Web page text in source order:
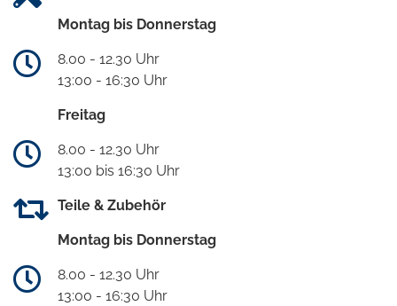
Montag bis Donnerstag
8.00 - 12.30 Uhr
13:00 - 16:30 Uhr
Freitag
8.00 - 12.30 Uhr
13:00 bis 16:30 Uhr
Teile & Zubehör
Montag bis Donnerstag
8.00 - 12.30 Uhr
13:00 - 16:30 Uhr